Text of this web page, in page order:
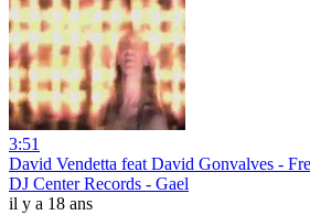
3:51
David Vendetta feat David Gonvalves -
DJ Center Records - Gael
il y a 18 ans